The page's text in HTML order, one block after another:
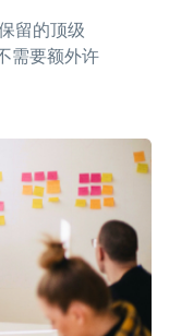
留的顶级
需要额外许